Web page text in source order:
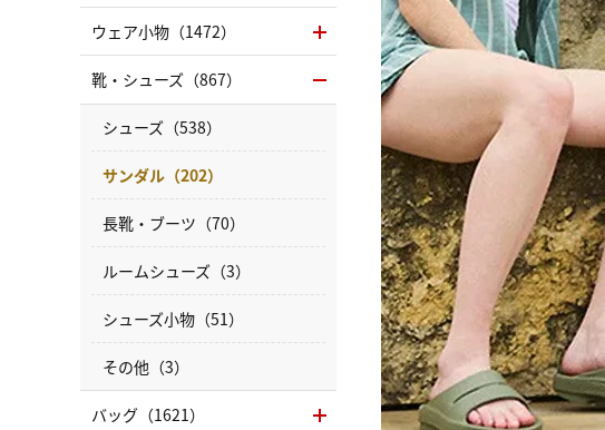
ウェア小物（1472）
靴・シューズ（867）
シューズ（538）
サンダル（202）
長靴・ブーツ（70）
ルームシューズ（3）
シューズ小物（51）
その他（3）
バッグ（1621）